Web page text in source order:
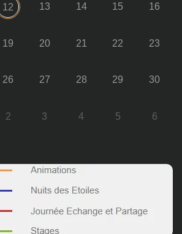
12 13 14 15 16
19 20 21 22 23
26 27 28 29 30
2 3 4 5 6